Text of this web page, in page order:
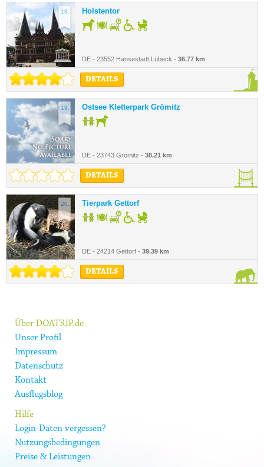
18. Holstentor
DE - 23552 Hansestadt Lübeck - 36.77 km
DETAILS
19. Ostsee Kletterpark Grömitz
DE - 23743 Grömitz - 38.21 km
DETAILS
20. Tierpark Gettorf
DE - 24214 Gettorf - 39.39 km
DETAILS
Über DOATRIP.de
Unser Profil
Impressum
Datenschutz
Kontakt
Ausflugsblog
Hilfe
Login-Daten vergessen?
Nutzungsbedingungen
Preise & Leistungen